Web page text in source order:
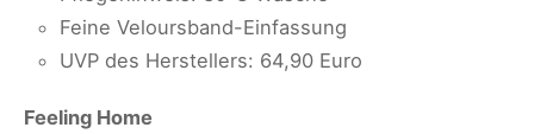
Feine Veloursband-Einfassung
UVP des Herstellers: 64,90 Euro
Feeling Home